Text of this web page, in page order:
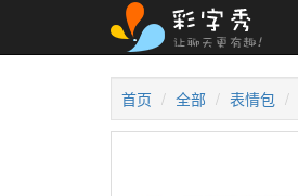
首页 全部 表情包